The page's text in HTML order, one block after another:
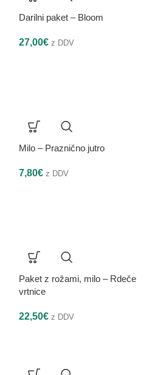
Darilni paket – Bloom
27,00€ z DDV
Milo – Praznično jutro
7,80€ z DDV
Paket z rožami, milo – Rdeče
vrtnice
22,50€ z DDV